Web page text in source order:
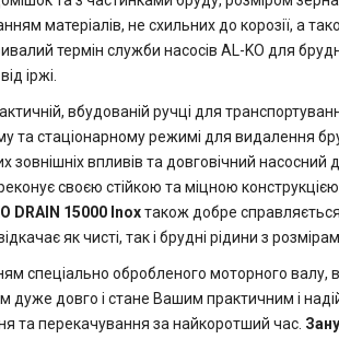
матеріалів, не схильних до корозії, а
термін служби насосів AL-KO для
іржі.
вбудованій ручці для
та стаціонарному режимі для видалення
зовнішніх впливів та довговічний
своєю стійкою та міцною
DRAIN 15000 Inoxтакож добре
як чисті, так і брудні рідини з
спеціально обробленого моторного валу,
дуже довго і стане Вашим практичним і
та перекачування за найкоротший час.